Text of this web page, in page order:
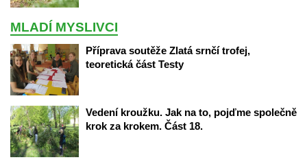
MLADÍ MYSLIVCI
Příprava soutěže Zlatá srnčí trofej,
teoretická část Testy
Vedení kroužku. Jak na to, pojďme společně
krok za krokem. Část 18.